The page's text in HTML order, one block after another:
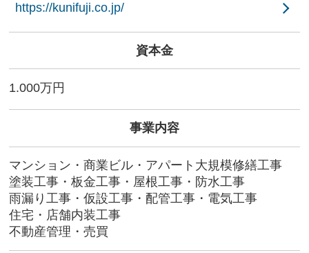
https://kunifuji.co.jp/
資本金
1.000万円
事業内容
マンション・商業ビル・アパート大規模修繕工事
塗装工事・板金工事・屋根工事・防水工事
雨漏り工事・仮設工事・配管工事・電気工事
住宅・店舗内装工事
不動産管理・売買